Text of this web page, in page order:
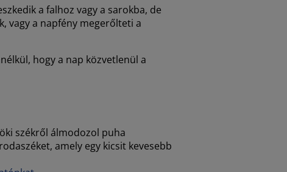
a falhoz vagy a sarokba, de
vagy a napfény megerőlteti a
hogy a nap közvetlenül a
székről álmodozol puha
amely egy kicsit kevesebb